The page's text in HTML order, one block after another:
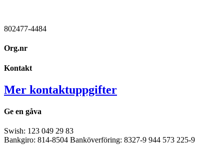
802477-4484
Org.nr
Kontakt
Mer kontaktuppgifter
Ge en gåva
Swish: 123 049 29 83
Bankgiro: 814-8504 Banköverföring: 8327-9 944 573 225-9